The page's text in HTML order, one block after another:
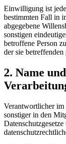
Einwilligung ist
bestimmten Fall in
abgegebene
sonstigen
betroffene Person
der sie betreffenden
2. Name
Verantwortlicher im
sonstiger in den